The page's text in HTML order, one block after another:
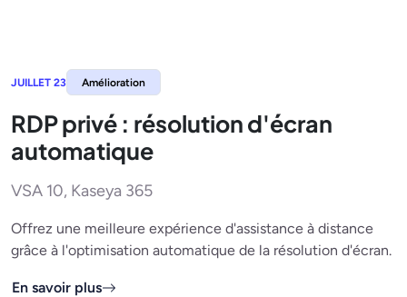
JUILLET 23 Amélioration
RDP privé : résolution d'écran
automatique
VSA 10, Kaseya 365
Offrez une meilleure expérience d'assistance à distance
grâce à l'optimisation automatique de la résolution d'écran.
En savoir plus